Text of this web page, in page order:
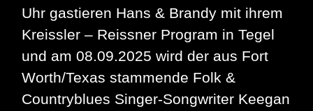
Uhr gastieren Hans & Brandy mit ihrem
Kreissler – Reissner Program in Tegel
und am 08.09.2025 wird der aus Fort
Worth/Texas stammende Folk &
Countryblues Singer-Songwriter Keegan